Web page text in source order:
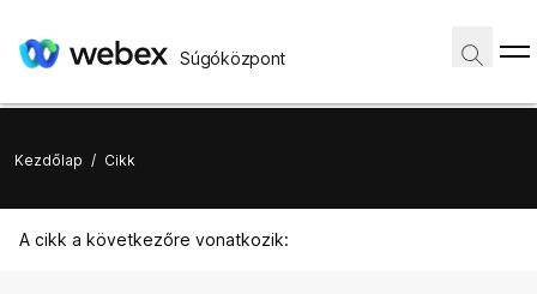
Súgóközpont
Kezdőlap / Cikk
A cikk a következőre vonatkozik: